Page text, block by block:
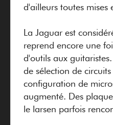
d'ailleurs toutes mises
La Jaguar est
reprend encore une
d'outils aux
de sélection de
configuration de
augmenté. Des
le larsen parfois